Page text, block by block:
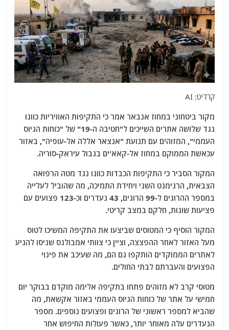
קרדיט: AI
מקור ביטחוני במחוז אנבאר אמר כי התקיפות האוויריות כוונו
נגד שלושה אתרים השייכים ל"חטיבה ה-19" של "כוחות הגיוס
העממי", המזוהים עם תנועת "אנצאר אללה אל-עופיה", באזור
עכאשת הממוקם במחוז אל-קאא'ים בגבול עיראק-סוריה.
המקור הסביר כי התקיפות הכבדות כוונו נגד מטה הרפואה
הצבאית, הרגימנט השני ויחידת התמיכה, מה שהוביל לעלייה
במספר ההרוגים ל-99 הרוגים, 43 נעדרים וכ-123 פצועים עם
פציעות שונות, חלקם במצב קריטי.
המקור הוסיף כי המטוסים שביצעו את התקיפה המשיכו לטוס
מעל האזור לאחר ההפצצה, וציין כי צוותי אמבולנס שניסו להגיע
לאתרים הממוקדים הותקפו גם הם, מה שעיכב את פינוי
הפצועים והעברתם לבתי החולים.
מטוסי קרב לא מזוהים פתחו בתקיפה אלימה מוקדם בבוקר יום
חמישי על אתר של כוחות הגיוס העממי באזור אקשאת, מה
שהביא למספר ראשוני של הרוגים ופצועים נוספים. מספר
הנעדרים עלה מאוחר יותר, כאשר פעולות החיפוש אחר